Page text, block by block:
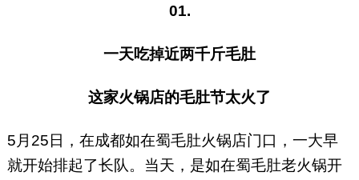
01.
一天吃掉近两千斤毛肚
这家火锅店的毛肚节太火了
5月25日，在成都如在蜀毛肚火锅店门口，一大早
就开始排起了长队。当天，是如在蜀毛肚老火锅开